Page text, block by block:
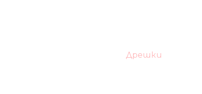
Дрешки